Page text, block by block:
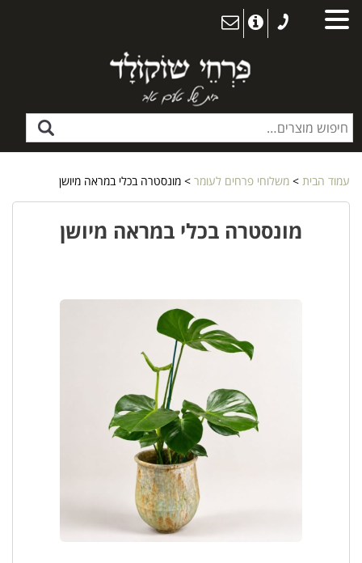
עמוד הבית > משלוחי פרחים לעומר > מונסטרה בכלי במראה מיושן
מונסטרה בכלי במראה מיושן